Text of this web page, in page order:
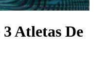
Atletas De